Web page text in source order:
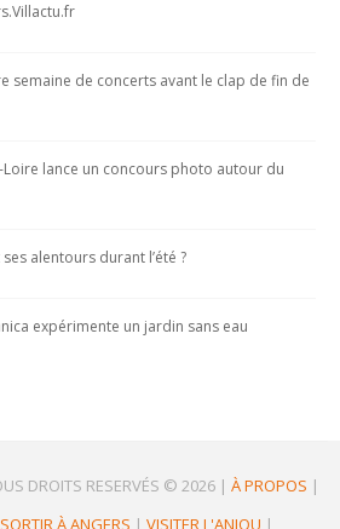
semaine de concerts avant le clap de fin de
lance un concours photo autour du
alentours durant l’été ?
expérimente un jardin sans eau
DROITS RESERVÉS © 2026| À PROPOS |
SORTIR À ANGERS | VISITER L'ANJOU |